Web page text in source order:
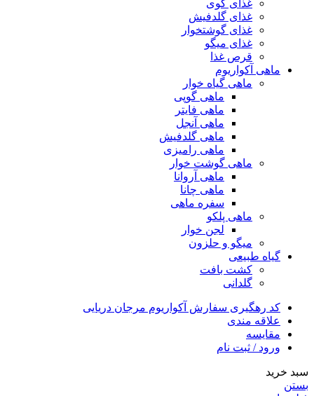
غذای کوی
غذای گلدفیش
غذای گوشتخوار
غذای میگو
قرص غذا
ماهی آکواریوم
ماهی گیاه خوار
ماهی گوپی
ماهی فایتر
ماهی آنجل
ماهی گلدفیش
ماهی رامیزی
ماهی گوشت خوار
ماهی آروانا
ماهی چانا
سفره ماهی
ماهی پلکو
لجن خوار
میگو و حلزون
گیاه طبیعی
کشت بافت
گلدانی
کد رهگیری سفارش آکواریوم مرجان دریایی
علاقه مندی
مقایسه
ورود / ثبت نام
سبد خرید
بستن